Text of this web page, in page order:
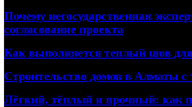
Почему негосударственная
согласование проекта
Как выполняется теплый шов для
Строительство домов в Алматы с
Лёгкий, тёплый и прочный: как